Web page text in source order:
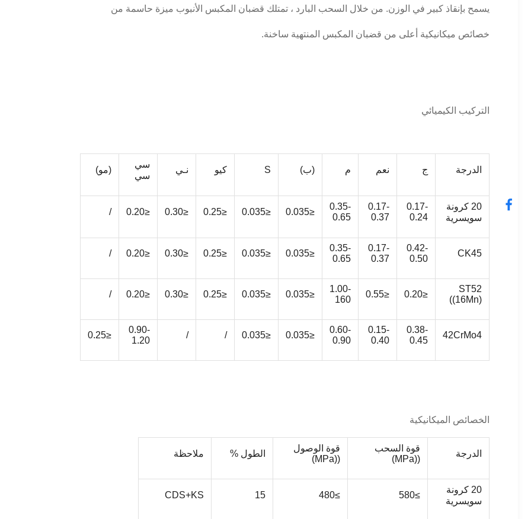
يسمح بإنقاذ كبير في الوزن. من خلال السحب البارد ، تمتلك قضبان المكبس الأنبوب ميزة حاسمة من
خصائص ميكانيكية أعلى من قضبان المكبس المنتهية ساخنة.
التركيب الكيميائي
الدرجة ج نعم م (ب) S كيو نـي
سي
سي
(مو)
20 كرونة
سويسرية
0.17-
0.24
0.17-
0.37
0.35-
0.65
≤0.035
≤0.035
≤0.25
≤0.30
≤0.20
/
CK45
0.42-
0.50
0.17-
0.37
0.35-
0.65
≤0.035
≤0.035
≤0.25
≤0.30
≤0.20
/
ST52
((16Mn)
≤0.20
≤0.55
1.00-
160
≤0.035
≤0.035
≤0.25
≤0.30
≤0.20
/
42CrMo4
0.38-
0.45
0.15-
0.40
0.60-
0.90
≤0.035
≤0.035
/
/
0.90-
1.20
≤0.25
الخصائص الميكانيكية
الدرجة
قوة السحب
((MPa)
قوة الوصول
((MPa)
الطول % ملاحظة
20 كرونة
سويسرية
≥580
≥480
15
CDS+KS